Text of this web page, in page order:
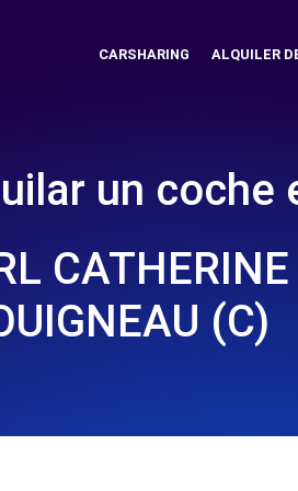
CARSHARING ALQUILER
un coche
(C)